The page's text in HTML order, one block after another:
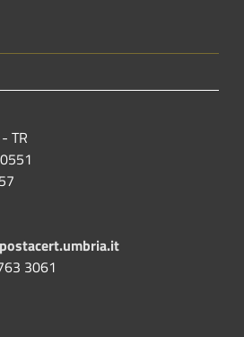
TR
3061